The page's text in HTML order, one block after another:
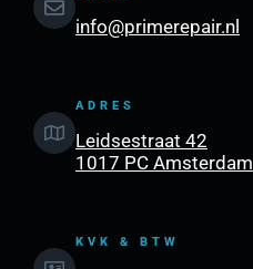
info@primerepair.nl
ADRES
Leidsestraat 42
1017 PC Amsterdam
KVK & BTW